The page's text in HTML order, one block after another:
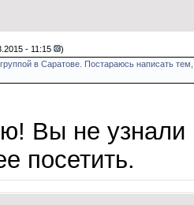
- 11:15
)
в Саратове. Постараюсь написать
Вы не
посетить.